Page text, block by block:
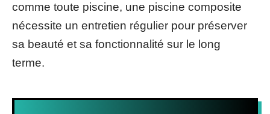
comme toute piscine, une piscine composite
nécessite un entretien régulier pour préserver
sa beauté et sa fonctionnalité sur le long
terme.